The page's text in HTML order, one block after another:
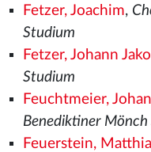
Fetzer, Joachim,
Studium
Fetzer, Johann
Studium
Feuchtmeier,
Benediktiner Mönch
Feuerstein,